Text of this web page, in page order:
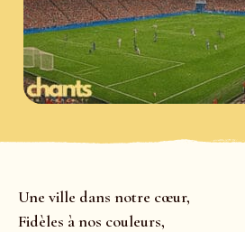
Une ville dans notre cœur,
Fidèles à nos couleurs,